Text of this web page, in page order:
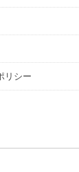
リシー